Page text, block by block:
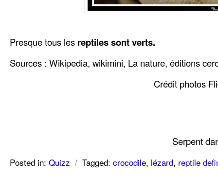
Presque tous les reptiles sont verts.
Sources : Wikipedia, wikimini, La nature, éditions
Crédit photos
Serpent
Posted in: Quizz / Tagged: crocodile, lézard, reptile